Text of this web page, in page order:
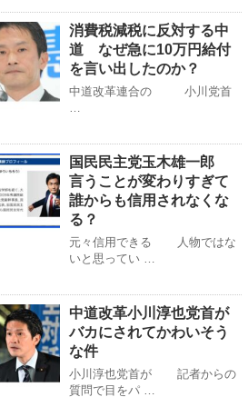
消費税減税に反対する中
道 なぜ急に10万円給付
を言い出したのか？
中道改革連合の 小川党首
…
国民民主党玉木雄一郎
言うことが変わりすぎて
誰からも信用されなくな
る？
元々信用できる 人物ではな
いと思ってい …
中道改革小川淳也党首が
バカにされてかわいそう
な件
小川淳也党首が 記者からの
質問で目をパ …